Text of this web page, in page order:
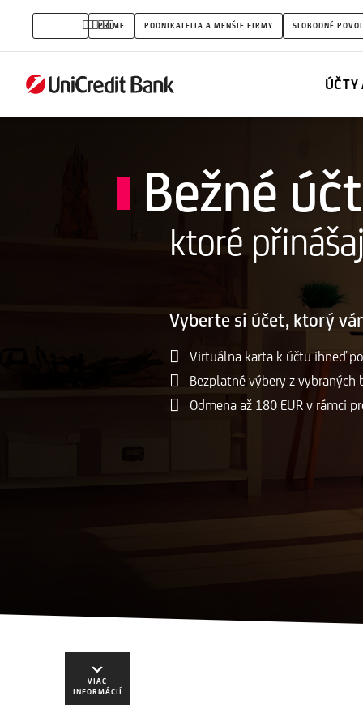
Bežné
účty
Prehľad
PRIME PODNIKATELIA A MENŠIE FIRMY SLOBODNÉ
ÚČTY
Bežné
ktoré
Vyberte si účet, ktorý
Virtuálna karta k účtu ihneď
Bezplatné výbery z vybraných
Odmena až 180 EUR v rámci
VIAC
INFORMÁCIÍ